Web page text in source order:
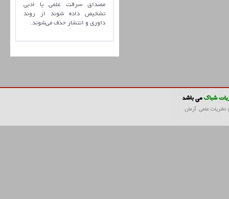
مصداق سرقت علمی یا ادبی
تشخیص داده شوند از روند
داوری و انتشار حذف می‌شوند.